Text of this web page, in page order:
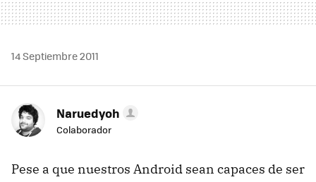
14 Septiembre 2011
Naruedyoh
Colaborador
Pese a que nuestros Android sean capaces de ser